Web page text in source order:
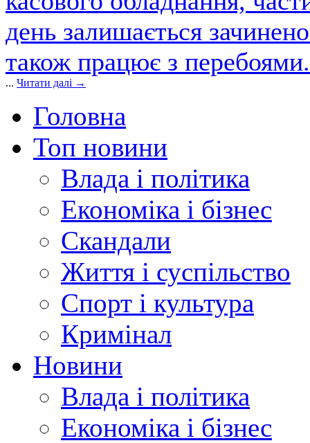
день залишається
також працює з
... Читати далі →
Головна
Топ новини
Влада і політика
Економіка і бізнес
Скандали
Життя і суспільство
Спорт і культура
Кримінал
Новини
Влада і політика
Економіка і бізнес